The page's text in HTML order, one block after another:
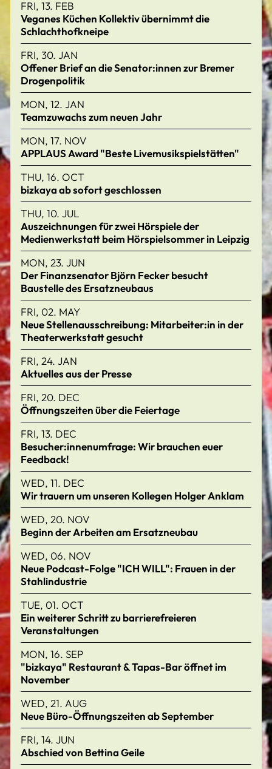
FRI, 13. FEB
Veganes Küchen Kollektiv übernimmt die
Schlachthofkneipe
FRI, 30. JAN
Offener Brief an die Senator:innen zur Bremer
Drogenpolitik
MON, 12. JAN
Teamzuwachs zum neuen Jahr
MON, 17. NOV
APPLAUS Award "Beste Livemusikspielstätten"
THU, 16. OCT
bizkaya ab sofort geschlossen
THU, 10. JUL
Auszeichnungen für zwei Hörspiele der
Medienwerkstatt beim Hörspielsommer in Leipzig
MON, 23. JUN
Der Finanzsenator Björn Fecker besucht
Baustelle des Ersatzneubaus
FRI, 02. MAY
Neue Stellenausschreibung: Mitarbeiter:in in der
Theaterwerkstatt gesucht
FRI, 24. JAN
Aktuelles aus der Presse
FRI, 20. DEC
Öffnungszeiten über die Feiertage
FRI, 13. DEC
Besucher:innenumfrage: Wir brauchen euer
Feedback!
WED, 11. DEC
Wir trauern um unseren Kollegen Holger Anklam
WED, 20. NOV
Beginn der Arbeiten am Ersatzneubau
WED, 06. NOV
Neue Podcast-Folge "ICH WILL": Frauen in der
Stahlindustrie
TUE, 01. OCT
Ein weiterer Schritt zu barrierefreieren
Veranstaltungen
MON, 16. SEP
"bizkaya" Restaurant & Tapas-Bar öffnet im
November
WED, 21. AUG
Neue Büro-Öffnungszeiten ab September
FRI, 14. JUN
Abschied von Bettina Geile